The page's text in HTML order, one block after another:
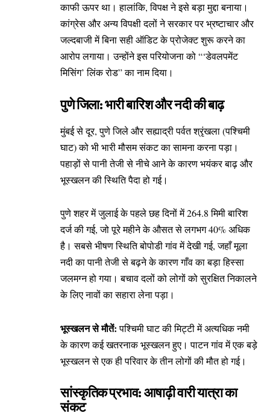
काफी ऊपर था। हालांकि, विपक्ष ने इसे बड़ा मुद्दा बनाया।
कांग्रेस और अन्य विपक्षी दलों ने सरकार पर भ्रष्टाचार और
जल्दबाजी में बिना सही ऑडिट के प्रोजेक्ट शुरू करने का
आरोप लगाया। उन्होंने इस परियोजना को “‘डेवलपमेंट
मिसिंग’ लिंक रोड” का नाम दिया।
पुणे जिला: भारी बारिश और नदी की बाढ़
मुंबई से दूर, पुणे जिले और सह्याद्री पर्वत श्रृंखला (पश्चिमी
घाट) को भी भारी मौसम संकट का सामना करना पड़ा।
पहाड़ों से पानी तेजी से नीचे आने के कारण भयंकर बाढ़ और
भूस्खलन की स्थिति पैदा हो गई।
पुणे शहर में जुलाई के पहले छह दिनों में 264.8 मिमी बारिश
दर्ज की गई, जो पूरे महीने के औसत से लगभग 40% अधिक
है। सबसे भीषण स्थिति बोपोडी गांव में देखी गई, जहाँ मूला
नदी का पानी तेजी से बढ़ने के कारण गाँव का बड़ा हिस्सा
जलमग्न हो गया। बचाव दलों को लोगों को सुरक्षित निकालने
के लिए नावों का सहारा लेना पड़ा।
भूस्खलन से मौतें:पश्चिमी घाट की मिट्टी में अत्यधिक नमी
के कारण कई खतरनाक भूस्खलन हुए। पाटन गांव में एक बड़े
भूस्खलन से एक ही परिवार के तीन लोगों की मौत हो गई।
सांस्कृतिक प्रभाव: आषाढ़ी वारी यात्रा का
संकट